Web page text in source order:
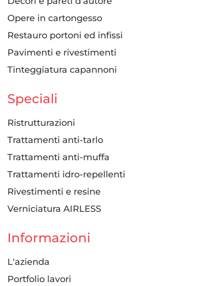
Opere in cartongesso
Restauro portoni ed infissi
Pavimenti e rivestimenti
Tinteggiatura capannoni
Speciali
Ristrutturazioni
Trattamenti anti-tarlo
Trattamenti anti-muffa
Trattamenti idro-repellenti
Rivestimenti e resine
Verniciatura AIRLESS
Informazioni
L'azienda
Portfolio lavori